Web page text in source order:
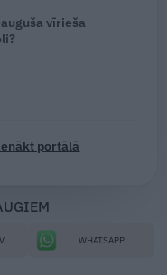
vīrieša
portālā
WHATSAPP